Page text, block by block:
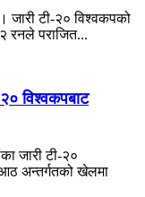
जारी टी-२० विश्वकपको
रनले पराजित...
विश्वकपबाट
जारी टी-२०
अन्तर्गतको खेलमा